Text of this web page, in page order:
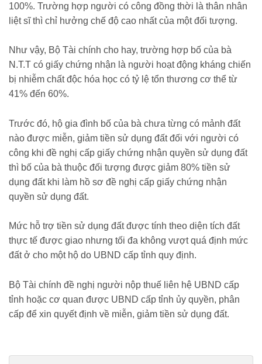
100%. Trường hợp người có công đồng thời là thân nhân
liệt sĩ thì chỉ hưởng chế độ cao nhất của một đối tượng.
Như vậy, Bộ Tài chính cho hay, trường hợp bố của bà
N.T.T có giấy chứng nhận là người hoạt động kháng chiến
bị nhiễm chất độc hóa học có tỷ lệ tổn thương cơ thể từ
41% đến 60%.
Trước đó, hộ gia đình bố của bà chưa từng có mảnh đất
nào được miễn, giảm tiền sử dụng đất đối với người có
công khi đề nghị cấp giấy chứng nhận quyền sử dụng đất
thì bố của bà thuộc đối tượng được giảm 80% tiền sử
dụng đất khi làm hồ sơ đề nghị cấp giấy chứng nhận
quyền sử dụng đất.
Mức hỗ trợ tiền sử dụng đất được tính theo diện tích đất
thực tế được giao nhưng tối đa không vượt quá định mức
đất ở cho một hộ do UBND cấp tỉnh quy định.
Bộ Tài chính đề nghị người nộp thuế liên hệ UBND cấp
tỉnh hoặc cơ quan được UBND cấp tỉnh ủy quyền, phân
cấp để xin quyết định về miễn, giảm tiền sử dụng đất.